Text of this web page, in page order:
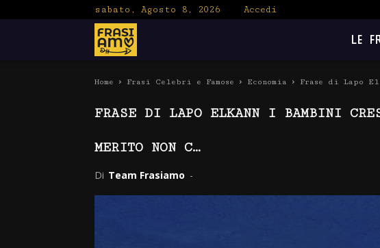
sabato, Agosto 8, 2026 Accedi
LE
Home Frasi Celebri e Famose Economia Frase di Lapo
FRASE DI LAPO ELKANN I BAMBINI
MERITO NON C…
Di Team Frasiamo -